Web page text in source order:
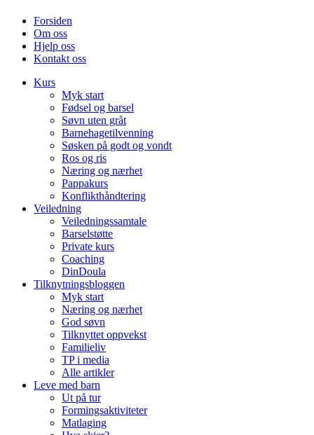
Forsiden
Om oss
Hjelp oss
Kontakt oss
Kurs
Myk start
Fødsel og barsel
Søvn uten gråt
Barnehagetilvenning
Søsken på godt og vondt
Ros og ris
Næring og nærhet
Pappakurs
Konflikthåndtering
Veiledning
Veiledningssamtale
Barselstøtte
Private kurs
Coaching
DinDoula
Tilknytningsbloggen
Myk start
Næring og nærhet
God søvn
Tilknyttet oppvekst
Familieliv
TP i media
Alle artikler
Leve med barn
Ut på tur
Formingsaktiviteter
Matlaging